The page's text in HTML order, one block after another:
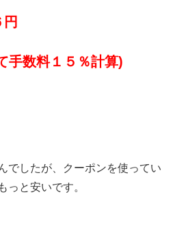
手数料１５％計算)
でしたが、クーポンを使ってい
っと安いです。